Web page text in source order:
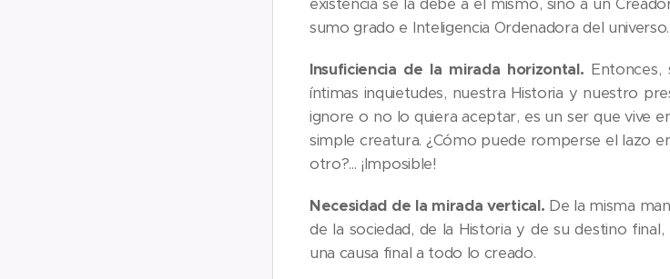
existencia se la debe a él mismo, sino a un
sumo grado e Inteligencia Ordenadora del universo.
Insuficiencia de la mirada horizontal. Entonces,
íntimas inquietudes, nuestra Historia y nuestro
ignore o no lo quiera aceptar, es un ser que vive
simple creatura. ¿Cómo puede romperse el lazo
otro?... ¡Imposible!
Necesidad de la mirada vertical. De la misma
de la sociedad, de la Historia y de su destino
una causa final a todo lo creado.